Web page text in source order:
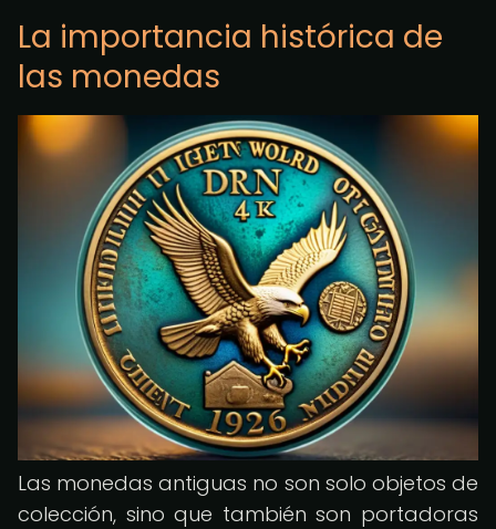
La importancia histórica de
las monedas
Las monedas antiguas no son solo objetos de
colección, sino que también son portadoras